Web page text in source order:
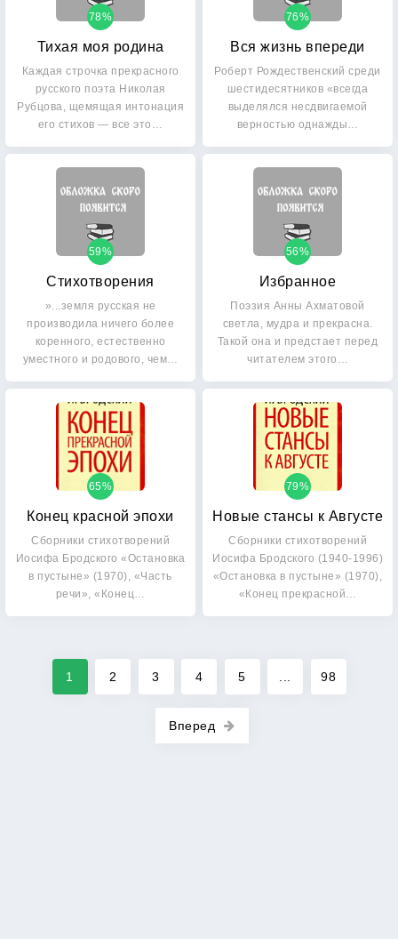
Тихая моя родина
78%
Каждая строчка прекрасного
русского поэта Николая
Рубцова, щемящая интонация
его стихов — все это…
Вся жизнь впереди
76%
Роберт Рождественский среди
шестидесятников «всегда
выделялся несдвигаемой
верностью однажды…
Стихотворения
59%
»...земля русская не
производила ничего более
коренного, естественно
уместного и родового, чем…
Избранное
56%
Поэзия Анны Ахматовой
светла, мудра и прекрасна.
Такой она и предстает перед
читателем этого…
Конец красной эпохи
65%
Сборники стихотворений
Иосифа Бродского «Остановка
в пустыне» (1970), «Часть
речи», «Конец…
Новые стансы к Августе
79%
Сборники стихотворений
Иосифа Бродского (1940-1996)
«Остановка в пустыне» (1970),
«Конец прекрасной…
1 2 3 4 5 98
Вперед